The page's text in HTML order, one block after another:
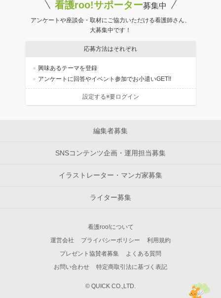
看護roo!サポーター募集中
アンケートや座談会・取材にご協力いただける看護師さん、
大募集中です！
応募方法はそれぞれ
興味あるテーマを登録
アンケートに回答やイベント参加でお小遣いGET!!
設定する※要ログイン
編集者募集
SNSコンテンツ企画・運用担当募集
イラストレーター・マンガ家募集
ライター募集
看護roo!について
運営会社
プライバシーポリシー
利用規約
プレゼント協賛者募集
よくある質問
お問い合わせ
特定商取引法に基づく表記
© QUICK CO.,LTD.